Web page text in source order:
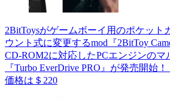
2BitToysがゲームボーイ用のポケット
ウント式に変更するmod『2BitToy
CD-ROM2に対応したPCエンジンのマ
『Turbo EverDrive PRO』が発売開
価格は＄220